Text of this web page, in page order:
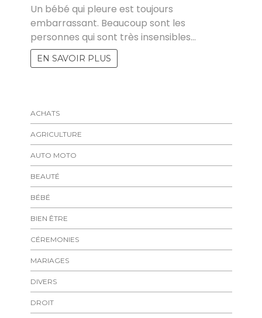
Un bébé qui pleure est toujours
embarrassant. Beaucoup sont les
personnes qui sont très insensibles…
EN SAVOIR PLUS
ACHATS
AGRICULTURE
AUTO MOTO
BEAUTÉ
BÉBÉ
BIEN ÊTRE
CÉREMONIES
MARIAGES
DIVERS
DROIT